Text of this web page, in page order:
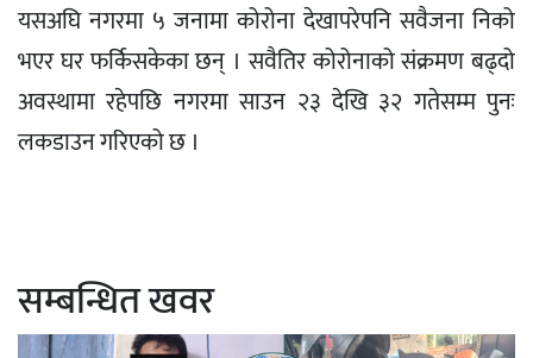
यसअघि नगरमा ५ जनामा कोरोना देखापरेपनि सवैजना निको
भएर घर फर्किसकेका छन् । सवैतिर कोरोनाको संक्रमण बढ्दो
अवस्थामा रहेपछि नगरमा साउन २३ देखि ३२ गतेसम्म पुनः
लकडाउन गरिएको छ ।
सम्बन्धित खवर